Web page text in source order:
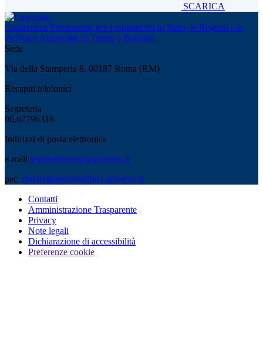
SCARICA
Conferenza Permanente per i rapporti tra lo Stato, le Regioni e le
Province Autonome di Trento e Bolzano
Sede
Via della Stamperia 8, 00187 Roma (RM)
Recapiti telefonici
Segreteria
06.67796316
Indirizzi di posta elettronica
e-mail segdirettorecsr@governo.it
pec statoregioni@mailbox.governo.it
Contatti
Amministrazione Trasparente
Privacy
Note legali
Dichiarazione di accessibilità
Preferenze cookie